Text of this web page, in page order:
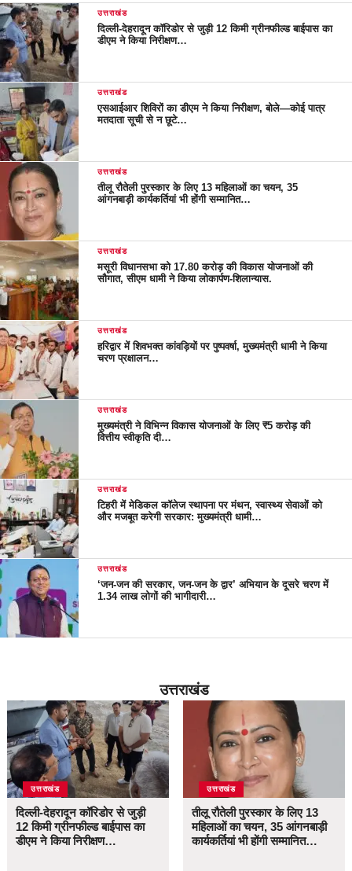
उत्तराखंड
दिल्ली-देहरादून कॉरिडोर से जुड़ी 12 किमी ग्रीनफील्ड बाईपास का
डीएम ने किया निरीक्षण…
उत्तराखंड
एसआईआर शिविरों का डीएम ने किया निरीक्षण, बोले—कोई पात्र
मतदाता सूची से न छूटे…
उत्तराखंड
तीलू रौतेली पुरस्कार के लिए 13 महिलाओं का चयन, 35
आंगनबाड़ी कार्यकर्तियां भी होंगी सम्मानित…
उत्तराखंड
मसूरी विधानसभा को 17.80 करोड़ की विकास योजनाओं की
सौगात, सीएम धामी ने किया लोकार्पण-शिलान्यास.
उत्तराखंड
हरिद्वार में शिवभक्त कांवड़ियों पर पुष्पवर्षा, मुख्यमंत्री धामी ने किया
चरण प्रक्षालन…
उत्तराखंड
मुख्यमंत्री ने विभिन्न विकास योजनाओं के लिए ₹5 करोड़ की
वित्तीय स्वीकृति दी…
उत्तराखंड
टिहरी में मेडिकल कॉलेज स्थापना पर मंथन, स्वास्थ्य सेवाओं को
और मजबूत करेगी सरकार: मुख्यमंत्री धामी…
उत्तराखंड
‘जन-जन की सरकार, जन-जन के द्वार’ अभियान के दूसरे चरण में
1.34 लाख लोगों की भागीदारी…
उत्तराखंड
उत्तराखंड
दिल्ली-देहरादून कॉरिडोर से जुड़ी
12 किमी ग्रीनफील्ड बाईपास का
डीएम ने किया निरीक्षण…
उत्तराखंड
तीलू रौतेली पुरस्कार के लिए 13
महिलाओं का चयन, 35 आंगनबाड़ी
कार्यकर्तियां भी होंगी सम्मानित…